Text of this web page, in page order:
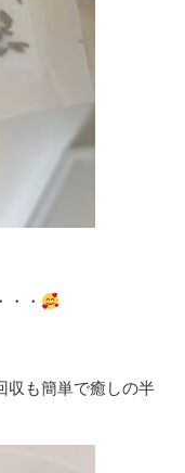
・
収も簡単で癒しの半